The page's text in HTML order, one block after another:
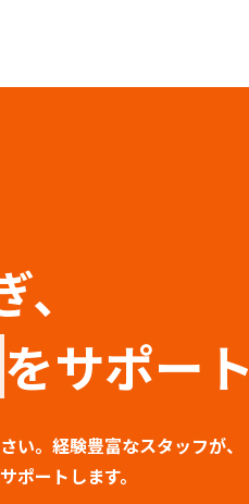
をサポート
い。経験豊富なスタッフが、
ポートします。